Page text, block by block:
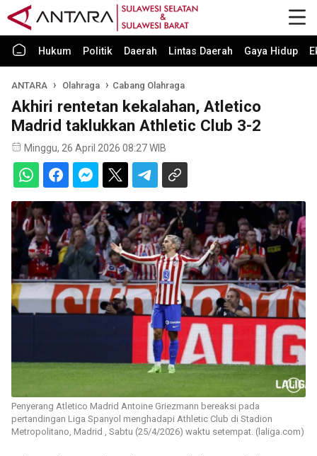
Hukum Politik Daerah Lintas Daerah Gaya Hidup
ANTARA Olahraga Cabang Olahraga
Akhiri rentetan kekalahan, Atletico
Madrid taklukkan Athletic Club 3-2
Minggu, 26 April 2026 08:27 WIB
Penyerang Atletico Madrid Antoine Griezmann bereaksi pada
pertandingan Liga Spanyol menghadapi Athletic Club di Stadion
Metropolitano, Madrid , Sabtu (25/4/2026) waktu setempat. (laliga.com)